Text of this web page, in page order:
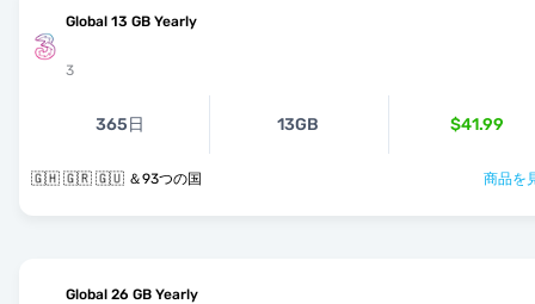
Global 13 GB Yearly
3
365日 13GB $41.99
🇬🇭 🇬🇷 🇬🇺 ＆93つの国 商品を
Global 26 GB Yearly